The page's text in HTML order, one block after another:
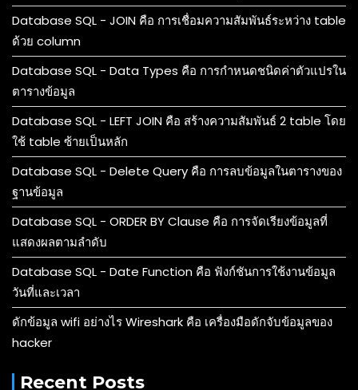
Database SQL - JOIN คือ การเชื่อมความสัมพันธ์ระหว่าง table
ด้วย column
Database SQL - Data Types คือ การกำหนดชนิดค่าตัวแปรใน
ตารางข้อมูล
Database SQL - LEFT JOIN คือ สร้างความสัมพันธ์ 2 table โดย
ใช้ table ซ้ายเป็นหลัก
Database SQL - Delete Query คือ การลบข้อมูลในตารางของ
ฐานข้อมูล
Database SQL - ORDER BY Clause คือ การจัดเรียงข้อมูลที่
แสดงผลตามลำดับ
Database SQL - Date Function คือ ฟังก์ชันการใช้งานข้อมูล
วันที่และเวลา
ดักข้อมูล wifi อย่างไร Wireshark คือ เครื่องมือดักจับข้อมูลของ
hacker
Recent Posts